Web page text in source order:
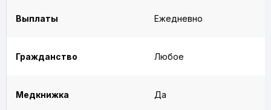
Выплаты Ежедневно
Гражданство Любое
Медкнижка Да